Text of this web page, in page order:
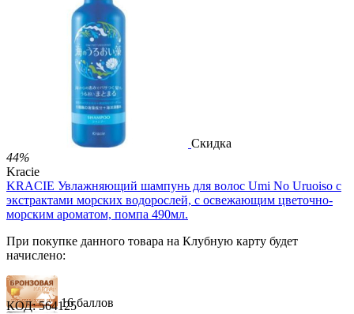
24 балла
40 баллов
1 486.00 Р
за 1.00 мл

Скидка
44%
Kracie
KRACIE Увлажняющий шампунь для волос Umi No Uruoiso с
экстрактами морских водорослей, с освежающим цветочно-
морским ароматом, помпа 490мл.
При покупке данного товара на Клубную карту будет
начислено:
16 баллов
КОД: 564125